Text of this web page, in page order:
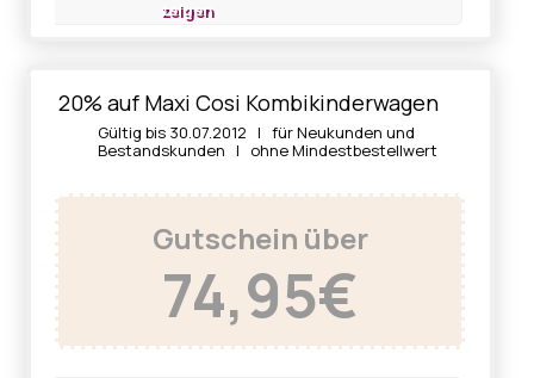
zeigen
20% auf Maxi Cosi Kombikinderwagen
Gültig bis 30.07.2012 | für Neukunden und
Bestandskunden | ohne Mindestbestellwert
Gutschein über
74,95€